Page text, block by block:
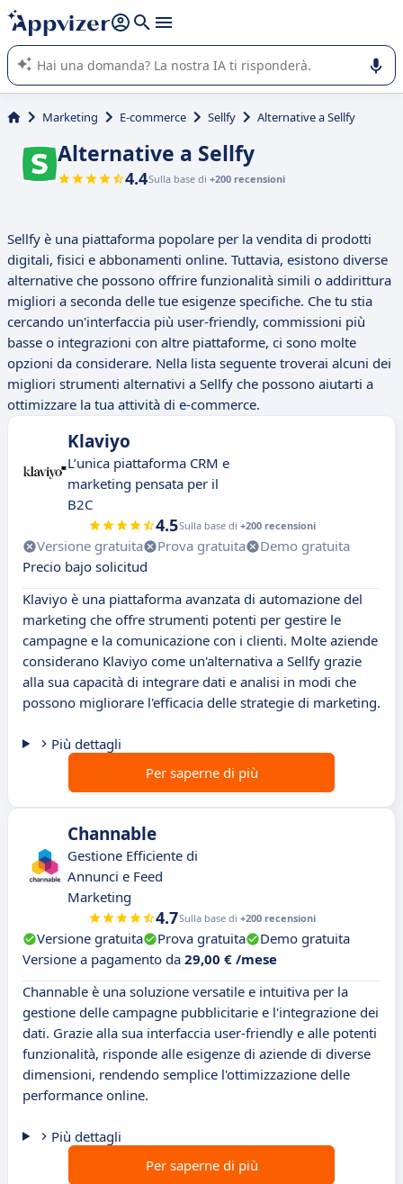
righe con
shift + enter
L'IA di Appvizer vi guida nell'utilizzo o nella scelta di un
software SaaS per la vostra azienda.
Marketing E-commerce Sellfy Alternative a Sellfy
Alternative a Sellfy
4.4Sulla base di +200 recensioni
Sellfy è una piattaforma popolare per la vendita di prodotti
digitali, fisici e abbonamenti online. Tuttavia, esistono diverse
alternative che possono offrire funzionalità simili o addirittura
migliori a seconda delle tue esigenze specifiche. Che tu stia
cercando un'interfaccia più user-friendly, commissioni più
basse o integrazioni con altre piattaforme, ci sono molte
opzioni da considerare. Nella lista seguente troverai alcuni dei
migliori strumenti alternativi a Sellfy che possono aiutarti a
ottimizzare la tua attività di e-commerce.
Klaviyo
L’unica piattaforma CRM e
marketing pensata per il
B2C
4.5Sulla base di +200 recensioni
Versione gratuita Prova gratuita
Demo gratuita
Precio bajo solicitud
Klaviyo è una piattaforma avanzata di automazione del
marketing che offre strumenti potenti per gestire le
campagne e la comunicazione con i clienti. Molte aziende
considerano Klaviyo come un'alternativa a Sellfy grazie
alla sua capacità di integrare dati e analisi in modi che
possono migliorare l'efficacia delle strategie di marketing.
Più dettagli
Per saperne di più
Channable
Gestione Efficiente di
Annunci e Feed
Marketing
4.7Sulla base di +200 recensioni
Versione gratuita Prova gratuita
Demo gratuita
Versione a pagamento da 29,00 € /mese
Channable è una soluzione versatile e intuitiva per la
gestione delle campagne pubblicitarie e l'integrazione dei
dati. Grazie alla sua interfaccia user-friendly e alle potenti
funzionalità, risponde alle esigenze di aziende di diverse
dimensioni, rendendo semplice l'ottimizzazione delle
performance online.
Più dettagli
Per saperne di più